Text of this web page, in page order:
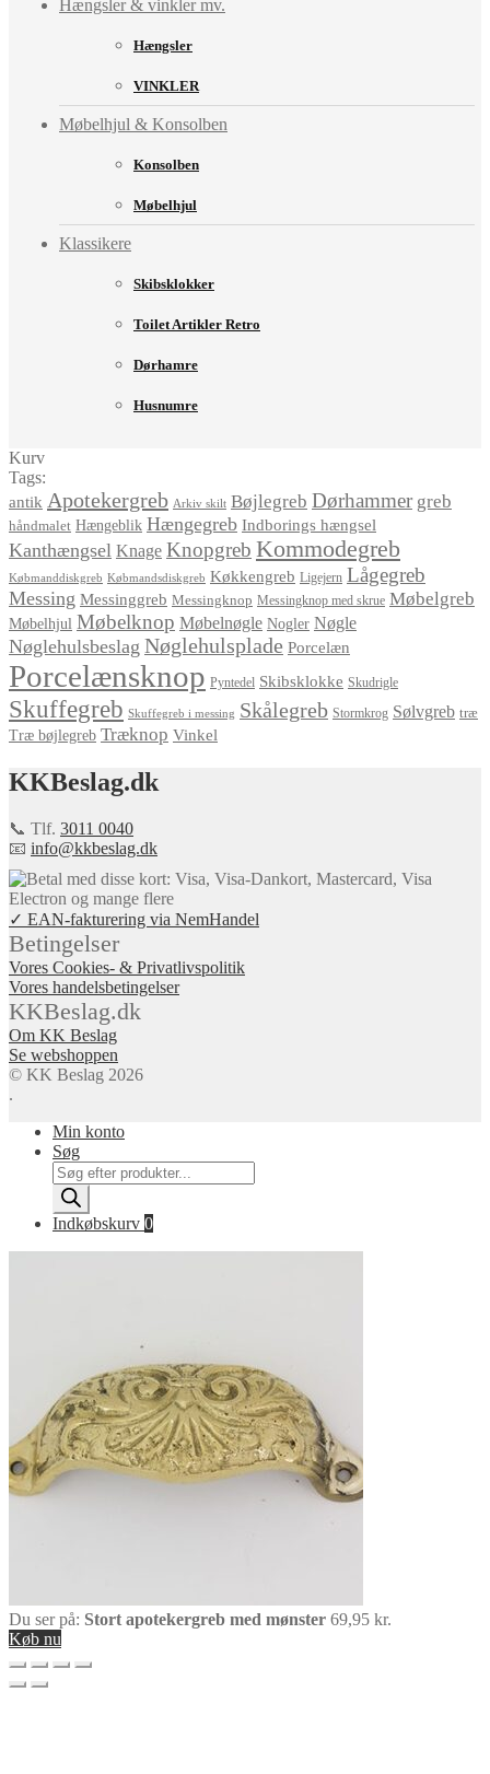
Hængsler & vinkler mv.
Hængsler
VINKLER
Møbelhjul & Konsolben
Konsolben
Møbelhjul
Klassikere
Skibsklokker
Toilet Artikler Retro
Dørhamre
Husnumre
Kurv
Tags:
antik Apotekergreb Arkiv skilt Bøjlegreb Dørhammer greb
håndmalet Hængeblik Hængegreb Indborings hængsel
Kanthængsel Knage Knopgreb Kommodegreb
Købmanddiskgreb Købmandsdiskgreb Køkkengreb Ligejern Lågegreb
Messing Messinggreb Messingknop Messingknop med skrue Møbelgreb
Møbelhjul Møbelknop Møbelnøgle Nogler Nøgle
Nøglehulsbeslag Nøglehulsplade Porcelæn
Porcelænsknop Pyntedel Skibsklokke Skudrigle
Skuffegreb Skuffegreb i messing Skålegreb Stormkrog Sølvgreb træ
Træ bøjlegreb Træknop Vinkel
KKBeslag.dk
📞 Tlf. 3011 0040
📧 info@kkbeslag.dk
✓ EAN-fakturering via NemHandel
Betingelser
Vores Cookies- & Privatlivspolitik
Vores handelsbetingelser
KKBeslag.dk
Om KK Beslag
Se webshoppen
© KK Beslag 2026
.
Min konto
Søg
Products
search
Indkøbskurv 0
Du ser på: Stort apotekergreb med mønster 69,95 kr.
Køb nu